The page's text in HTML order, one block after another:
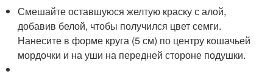
Смешайте оставшуюся желтую краску с алой,
добавив белой, чтобы получился цвет семги.
Нанесите в форме круга (5 см) по центру кошачьей
мордочки и на уши на передней стороне подушки.